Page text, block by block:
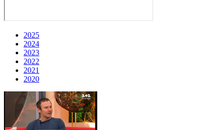
2025
2024
2023
2022
2021
2020